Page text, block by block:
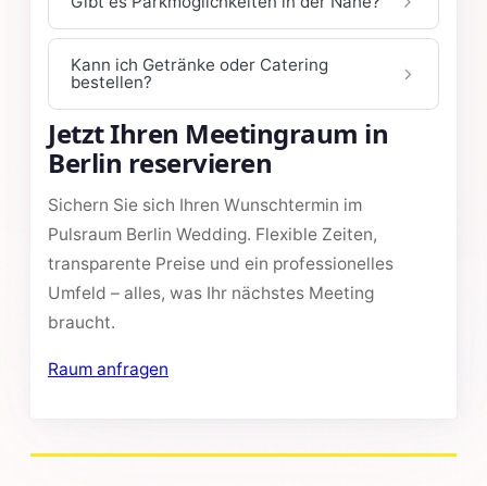
Kann ich Getränke oder Catering
bestellen?
Jetzt Ihren Meetingraum in
Berlin reservieren
Sichern Sie sich Ihren Wunschtermin im
Pulsraum Berlin Wedding. Flexible Zeiten,
transparente Preise und ein professionelles
Umfeld – alles, was Ihr nächstes Meeting
braucht.
Raum anfragen